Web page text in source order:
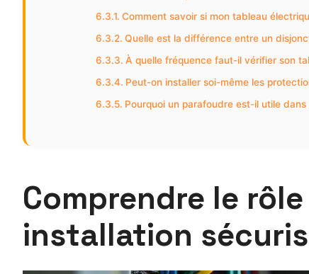
Comment savoir si mon tableau
Quelle est la différence entre un
À quelle fréquence faut-il vérifier son
Peut-on installer soi-même les
Pourquoi un parafoudre est-il utile
Comprendre le
installation